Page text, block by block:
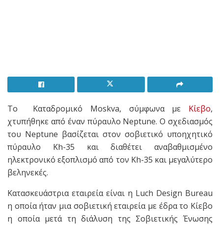
Το Καταδρομικό Moskva, σύμφωνα με Κίεβο,
χτυπήθηκε από έναν πύραυλο Neptune. Ο σχεδιασμός
του Neptune βασίζεται στον σοβιετικό υποηχητικό
πύραυλο Kh-35 και διαθέτει αναβαθμισμένο
ηλεκτρονικό εξοπλισμό από τον Kh-35 και μεγαλύτερο
βεληνεκές.
Κατασκευάστρια εταιρεία είναι η Luch Design Bureau
η οποία ήταν μια σοβιετική εταιρεία με έδρα το Κίεβο
η οποία μετά τη διάλυση της Σοβιετικής Ένωσης